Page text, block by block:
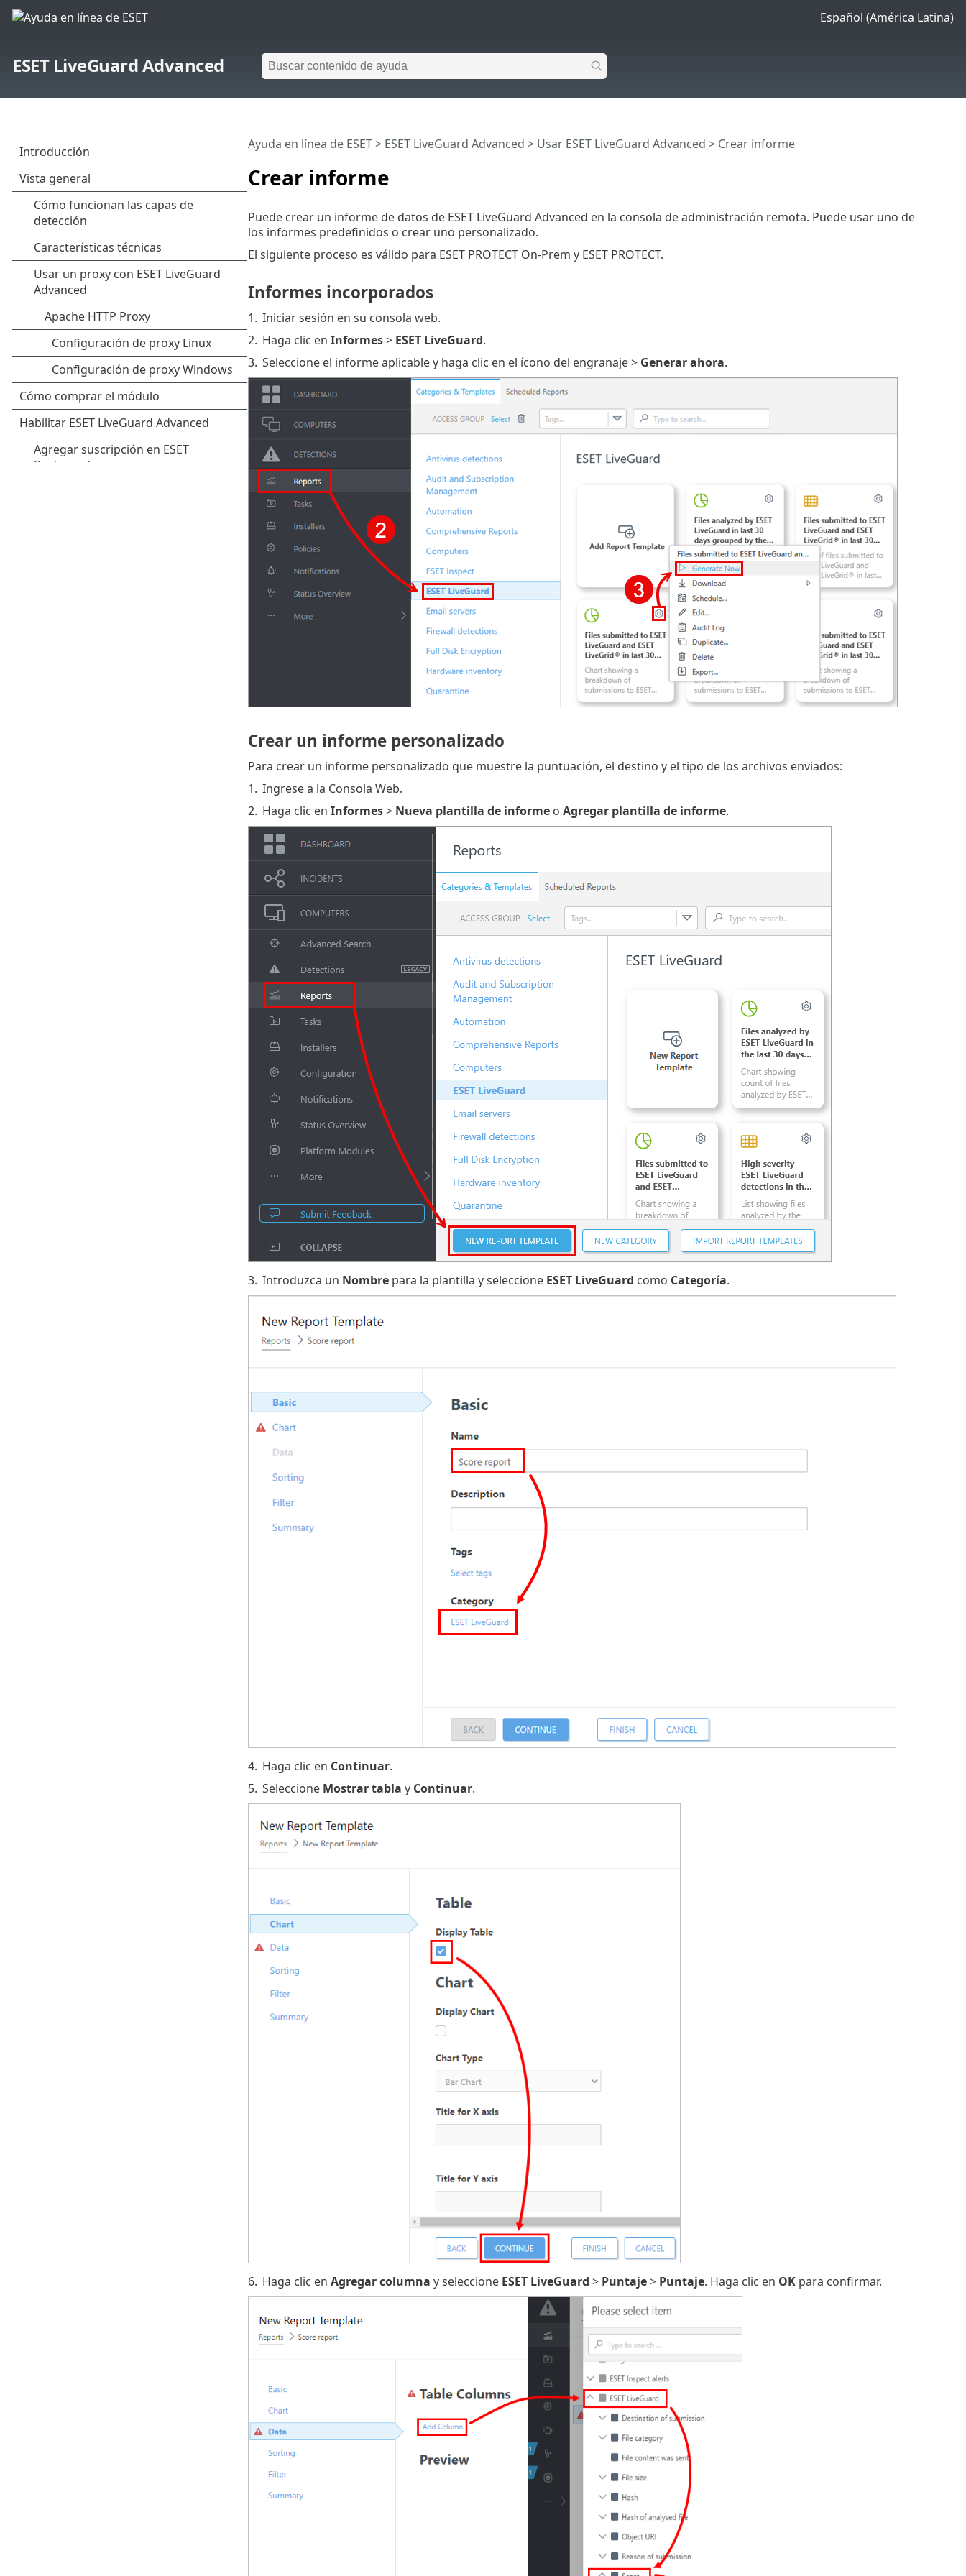
Español (América Latina)
ESET LiveGuard Advanced
Crear informe
Ayuda en línea de ESET> ESET LiveGuard Advanced > Usar ESET LiveGuard Advanced > Crear informe
Puede crear un informe de datos de ESET LiveGuard Advanced en la consola de administración remota. Puede usar uno de
los informes predefinidos o crear uno personalizado.
El siguiente proceso es válido para ESET PROTECT On-Prem y ESET PROTECT.
Informes incorporados
1. Iniciar sesión en su consola web.
2. Haga clic en Informes> ESET LiveGuard.
3. Seleccione el informe aplicable y haga clic en el ícono del engranaje > Generar ahora.
Crear un informe personalizado
Para crear un informe personalizado que muestre la puntuación, el destino y el tipo de los archivos enviados:
1. Ingrese a la Consola Web.
2. Haga clic en Informes> Nueva plantilla de informeo Agregar plantilla de informe.
3. Introduzca un Nombrepara la plantilla y seleccione ESET LiveGuard como Categoría.
4. Haga clic en Continuar.
5. Seleccione Mostrar tabla y Continuar.
6. Haga clic en Agregar columna y seleccione ESET LiveGuard > Puntaje> Puntaje. Haga clic en OKpara confirmar.